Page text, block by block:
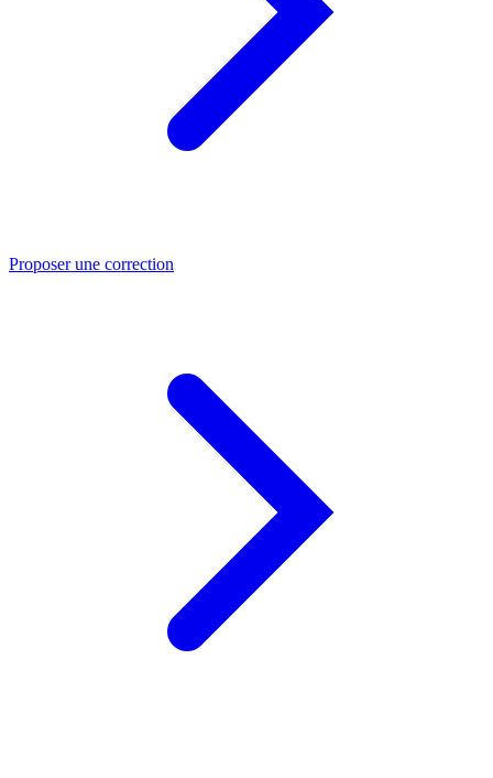
Proposer une correction